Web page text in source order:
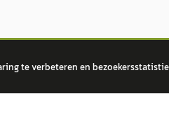
te verbeteren en